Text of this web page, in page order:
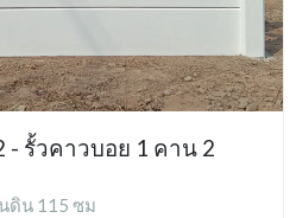
- รั้วคาวบอย 1 คาน 2
ดิน 115 ซม